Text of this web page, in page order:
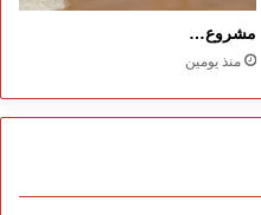
مشروع…
منذ يومين